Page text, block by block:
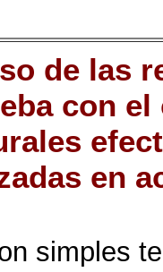
de las
con
en
simples